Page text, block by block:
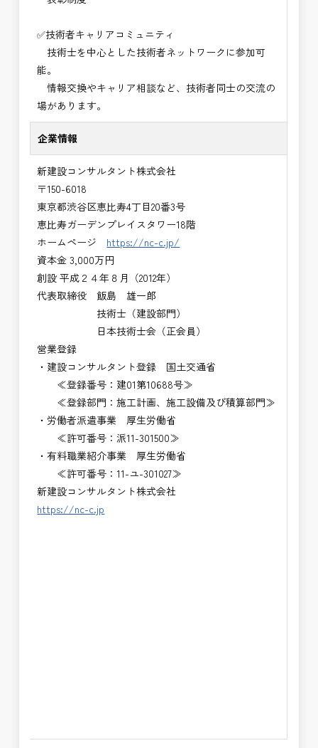
✅技術者キャリアコミュニティ
技術士を中心とした技術者ネットワークに参加可
能。
情報交換やキャリア相談など、技術者同士の交流の
場があります。
企業情報
新建設コンサルタント株式会社
〒150-6018
東京都渋谷区恵比寿4丁目20番3号
恵比寿ガーデンプレイスタワー18階
ホームページ https://nc-c.jp/
資本金 3,000万円
創設 平成２４年８月（2012年）
代表取締役 飯島 雄一郎
技術士（建設部門）
日本技術士会（正会員）
営業登録
・建設コンサルタント登録 国土交通省
≪登録番号：建01第10688号≫
≪登録部門：施工計画、施工設備及び積算部門≫
・労働者派遣事業 厚生労働省
≪許可番号：派11-301500≫
・有料職業紹介事業 厚生労働省
≪許可番号：11-ユ-301027≫
新建設コンサルタント株式会社
https://nc-c.jp